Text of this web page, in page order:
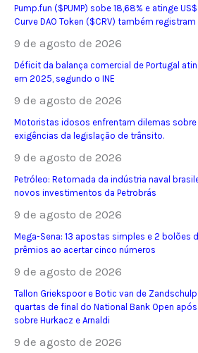
Pump.fun ($PUMP) sobe 18,68% e atinge
Curve DAO Token ($CRV) também
9 de agosto de 2026
Déficit da balança comercial de Portugal
em 2025, segundo o INE
9 de agosto de 2026
Motoristas idosos enfrentam dilemas sobre
exigências da legislação de trânsito.
9 de agosto de 2026
Petróleo: Retomada da indústria naval
novos investimentos da Petrobrás
9 de agosto de 2026
Mega-Sena: 13 apostas simples e 2 bolões
prêmios ao acertar cinco números
9 de agosto de 2026
Tallon Griekspoor e Botic van de
quartas de final do National Bank Open
sobre Hurkacz e Arnaldi
9 de agosto de 2026